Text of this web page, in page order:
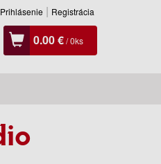
Prihlásenie Registrácia
0.00 €/0ks